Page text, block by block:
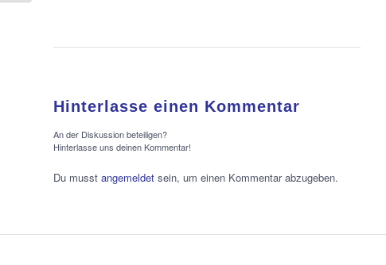
Hinterlasse einen Kommentar
An der Diskussion beteiligen?
Hinterlasse uns deinen Kommentar!
Du musst angemeldet sein, um einen Kommentar abzugeben.